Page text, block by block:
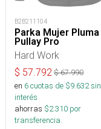
B2B211104
Parka Mujer Pluma
Pullay Pro
Hard Work
$ 57.792 $67.990
en 6cuotas de $9.632sin
interés
ahorras $2.310 por
transferencia.